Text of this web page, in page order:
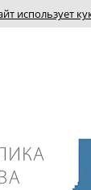
использует